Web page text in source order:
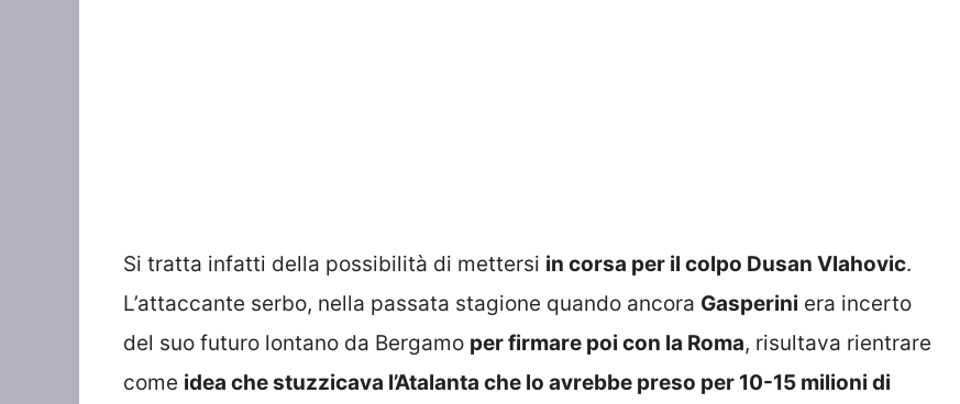
Si tratta infatti della possibilità di mettersi in corsa per il colpo Dusan Vlahovic.
L’attaccante serbo, nella passata stagione quando ancora Gasperini era incerto
del suo futuro lontano da Bergamo per firmare poi con la Roma, risultava rientrare
come idea che stuzzicava l’Atalanta che lo avrebbe preso per 10-15 milioni di